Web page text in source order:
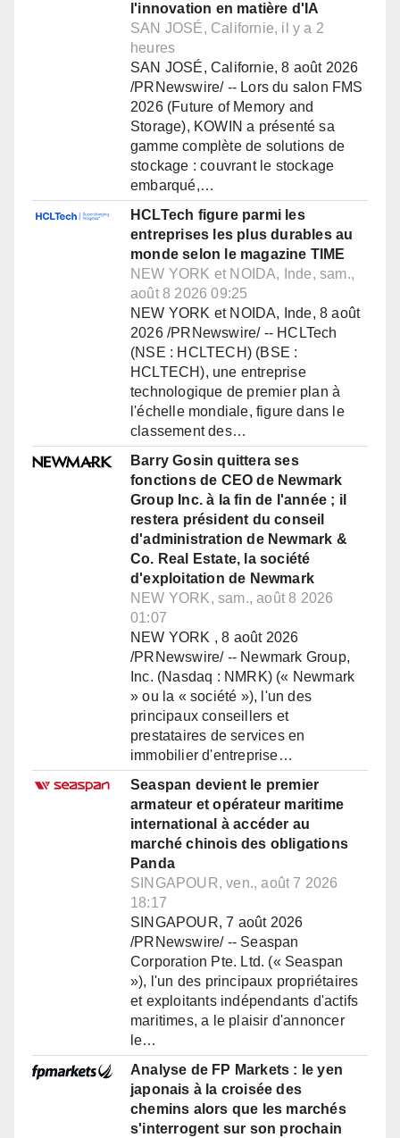
l'innovation en matière d'IA
SAN JOSÉ, Californie, il y a 2
heures
SAN JOSÉ, Californie, 8 août 2026
/PRNewswire/ -- Lors du salon FMS
2026 (Future of Memory and
Storage), KOWIN a présenté sa
gamme complète de solutions de
stockage : couvrant le stockage
embarqué,…
HCLTech figure parmi les
entreprises les plus durables au
monde selon le magazine TIME
NEW YORK et NOIDA, Inde, sam.,
août 8 2026 09:25
NEW YORK et NOIDA, Inde, 8 août
2026 /PRNewswire/ -- HCLTech
(NSE : HCLTECH) (BSE :
HCLTECH), une entreprise
technologique de premier plan à
l'échelle mondiale, figure dans le
classement des…
Barry Gosin quittera ses
fonctions de CEO de Newmark
Group Inc. à la fin de l'année ; il
restera président du conseil
d'administration de Newmark &
Co. Real Estate, la société
d'exploitation de Newmark
NEW YORK, sam., août 8 2026
01:07
NEW YORK , 8 août 2026
/PRNewswire/ -- Newmark Group,
Inc. (Nasdaq : NMRK) (« Newmark
» ou la « société »), l'un des
principaux conseillers et
prestataires de services en
immobilier d'entreprise…
Seaspan devient le premier
armateur et opérateur maritime
international à accéder au
marché chinois des obligations
Panda
SINGAPOUR, ven., août 7 2026
18:17
SINGAPOUR, 7 août 2026
/PRNewswire/ -- Seaspan
Corporation Pte. Ltd. (« Seaspan
»), l'un des principaux propriétaires
et exploitants indépendants d'actifs
maritimes, a le plaisir d'annoncer
le…
Analyse de FP Markets : le yen
japonais à la croisée des
chemins alors que les marchés
s'interrogent sur son prochain